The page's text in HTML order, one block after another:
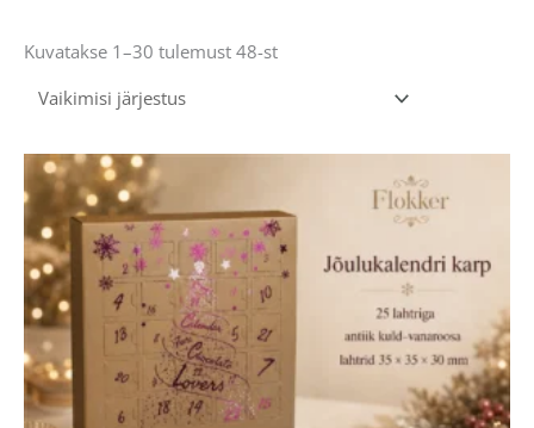
Kuvatakse 1–30 tulemust 48-st